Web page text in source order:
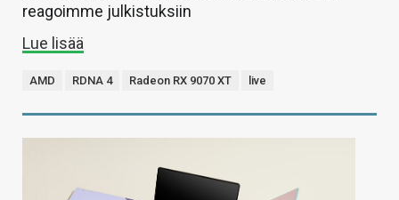
reagoimme julkistuksiin
Lue lisää
AMD RDNA 4 Radeon RX 9070 XT live